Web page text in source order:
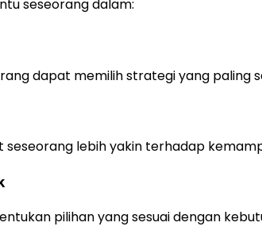
seseorang dalam:
dapat memilih strategi yang paling
lebih yakin terhadap
pilihan yang sesuai dengan